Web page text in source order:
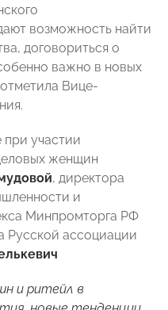
возможность найти
договориться о
важно в новых
Вице-
участии
женщин
, директора
и
Минпромторга РФ
Русской ассоциации
и ритейл в